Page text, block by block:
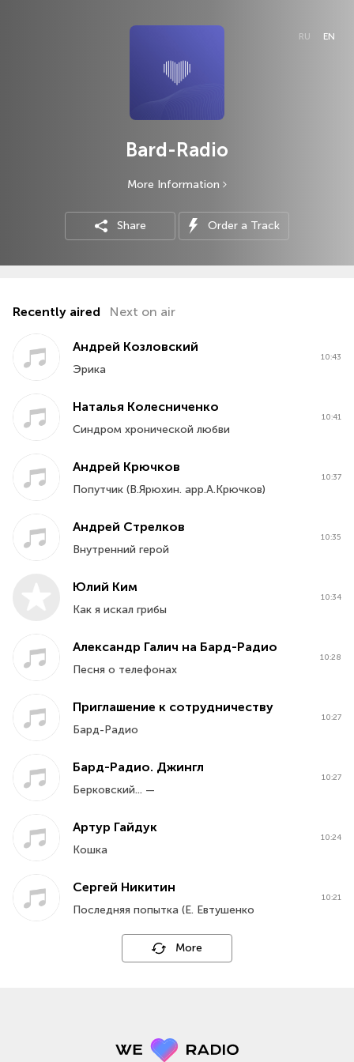
Bard-Radio
More Information
Details
авторской песни. В эфире радио вы услышите голоса
Прямые эфиры, авторские программы, записи передач.
Бард-Радио: всегда в эфире!
Statistics
Social Networks
www.bard-radio.net
Download file
Share Order a Track
RU EN
Recently aired Next on air
Андрей Козловский
Эрика
10:43
Наталья Колесниченко
Синдром хронической любви
10:41
Андрей Крючков
Попутчик (В.Ярюхин. арр.А.Крючков)
10:37
Андрей Стрелков
Внутренний герой
10:35
Юлий Ким
Как я искал грибы
10:34
Александр Галич на Бард-Радио
Песня о телефонах
10:28
Приглашение к сотрудничеству
Бард-Радио
10:27
Бард-Радио. Джингл
Берковский... —
10:27
Артур Гайдук
Кошка
10:24
Сергей Никитин
Последняя попытка (Е. Евтушенко
10:21
More